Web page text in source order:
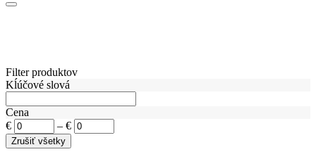
Filter produktov
Kĺúčové slová
Cena
€
– €